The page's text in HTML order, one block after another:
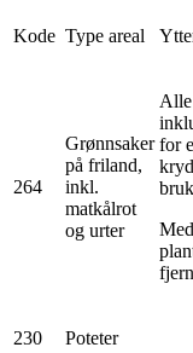
Kode Type areal
264
Grønnsaker
på friland,
inkl.
matkålrot
og urter
Alle
for
230 Poteter